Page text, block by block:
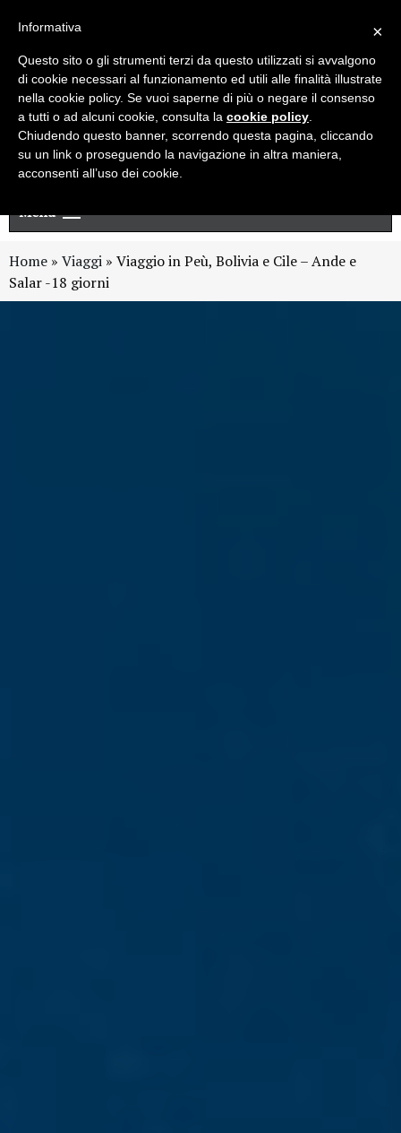
Newsletter
Menu
Home » Viaggi » Viaggio in Peù, Bolivia e Cile – Ande e
Salar -18 giorni
×
Informativa
Questo sito o gli strumenti terzi da questo utilizzati si avvalgono
di cookie necessari al funzionamento ed utili alle finalità illustrate
nella cookie policy. Se vuoi saperne di più o negare il consenso
a tutti o ad alcuni cookie, consulta la cookie policy
Chiudendo questo banner, scorrendo questa pagina, cliccando
su un link o proseguendo la navigazione in altra maniera,
acconsenti all’uso dei cookie.